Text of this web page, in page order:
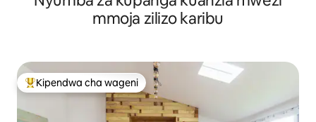
mmoja zilizo karibu
Kipendwa maarufu cha wageni
Kipendwa cha wageni